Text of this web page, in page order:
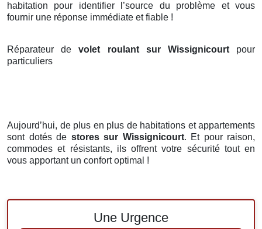
habitation pour identifier l’source du problème et vous
fournir une réponse immédiate et fiable !
Réparateur devolet roulant sur Wissignicourt pour
particuliers
Aujourd’hui, de plus en plus de habitations et appartements
sont dotés de stores sur Wissignicourt. Et pour raison,
commodes et résistants, ils offrent votre sécurité tout en
vous apportant un confort optimal !
Une Urgence